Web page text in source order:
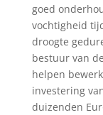
goed
vochtigheid
droogte
bestuur van
helpen
investering
duizenden